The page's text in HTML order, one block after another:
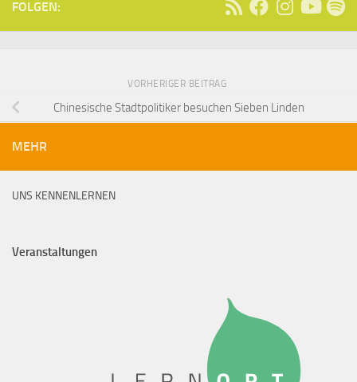
FOLGEN:
VORHERIGER BEITRAG
Chinesische Stadtpolitiker besuchen Sieben Linden
MEHR
UNS KENNENLERNEN
Veranstaltungen